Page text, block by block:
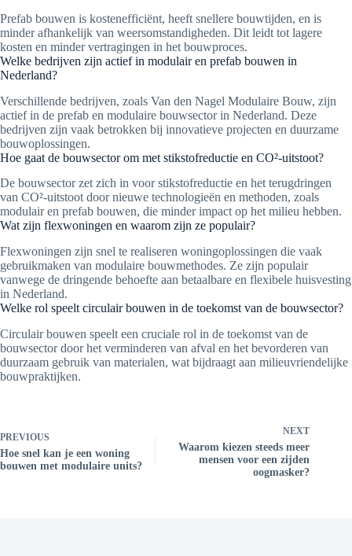
Prefab bouwen is kostenefficiënt, heeft snellere bouwtijden, en is
minder afhankelijk van weersomstandigheden. Dit leidt tot lagere
kosten en minder vertragingen in het bouwproces.
Welke bedrijven zijn actief in modulair en prefab bouwen in
Nederland?
Verschillende bedrijven, zoals Van den Nagel Modulaire Bouw, zijn
actief in de prefab en modulaire bouwsector in Nederland. Deze
bedrijven zijn vaak betrokken bij innovatieve projecten en duurzame
bouwoplossingen.
Hoe gaat de bouwsector om met stikstofreductie en CO²-uitstoot?
De bouwsector zet zich in voor stikstofreductie en het terugdringen
van CO²-uitstoot door nieuwe technologieën en methoden, zoals
modulair en prefab bouwen, die minder impact op het milieu hebben.
Wat zijn flexwoningen en waarom zijn ze populair?
Flexwoningen zijn snel te realiseren woningoplossingen die vaak
gebruikmaken van modulaire bouwmethodes. Ze zijn populair
vanwege de dringende behoefte aan betaalbare en flexibele huisvesting
in Nederland.
Welke rol speelt circulair bouwen in de toekomst van de bouwsector?
Circulair bouwen speelt een cruciale rol in de toekomst van de
bouwsector door het verminderen van afval en het bevorderen van
duurzaam gebruik van materialen, wat bijdraagt aan milieuvriendelijke
bouwpraktijken.
PREVIOUS
Hoe snel kan je een woning
bouwen met modulaire units?
NEXT
Waarom kiezen steeds meer
mensen voor een zijden
oogmasker?